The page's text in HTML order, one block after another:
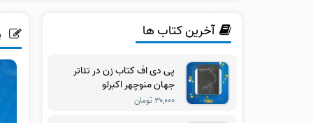
آخرین کتاب ها
پی دی اف کتاب زن در تئاتر
جهان منوچهر اکبرلو
۳۰,۰۰۰ تومان